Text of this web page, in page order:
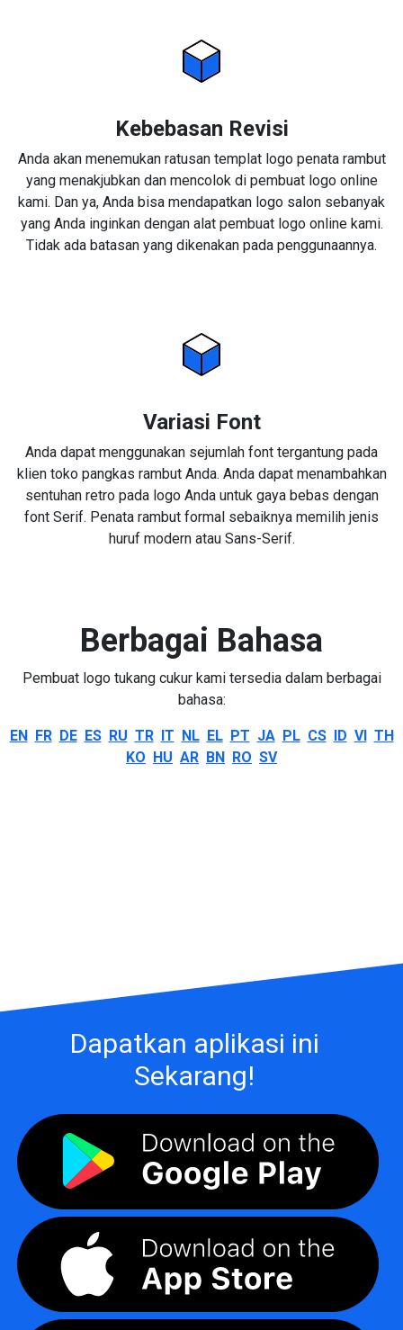
Kebebasan Revisi
Anda akan menemukan ratusan templat logo penata rambut
yang menakjubkan dan mencolok di pembuat logo online
kami. Dan ya, Anda bisa mendapatkan logo salon sebanyak
yang Anda inginkan dengan alat pembuat logo online kami.
Tidak ada batasan yang dikenakan pada penggunaannya.
Variasi Font
Anda dapat menggunakan sejumlah font tergantung pada
klien toko pangkas rambut Anda. Anda dapat menambahkan
sentuhan retro pada logo Anda untuk gaya bebas dengan
font Serif. Penata rambut formal sebaiknya memilih jenis
huruf modern atau Sans-Serif.
Berbagai Bahasa
Pembuat logo tukang cukur kami tersedia dalam berbagai
bahasa:
EN FR DE ES RU TR IT NL EL PT JA PL CS ID VI TH
KO HU AR BN RO SV
Dapatkan aplikasi ini
Sekarang!